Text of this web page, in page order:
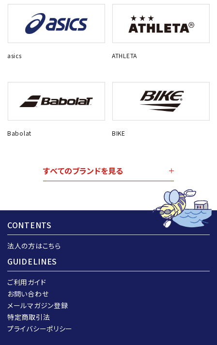
asics ATHLETA
Babolat BIKE
すべてのブランドを見る
CONTENTS
法人の方はこちら
GUIDELINES
ご利用ガイド
お問い合わせ
メールマガジン登録
特定商取引法
プライバシーポリシー